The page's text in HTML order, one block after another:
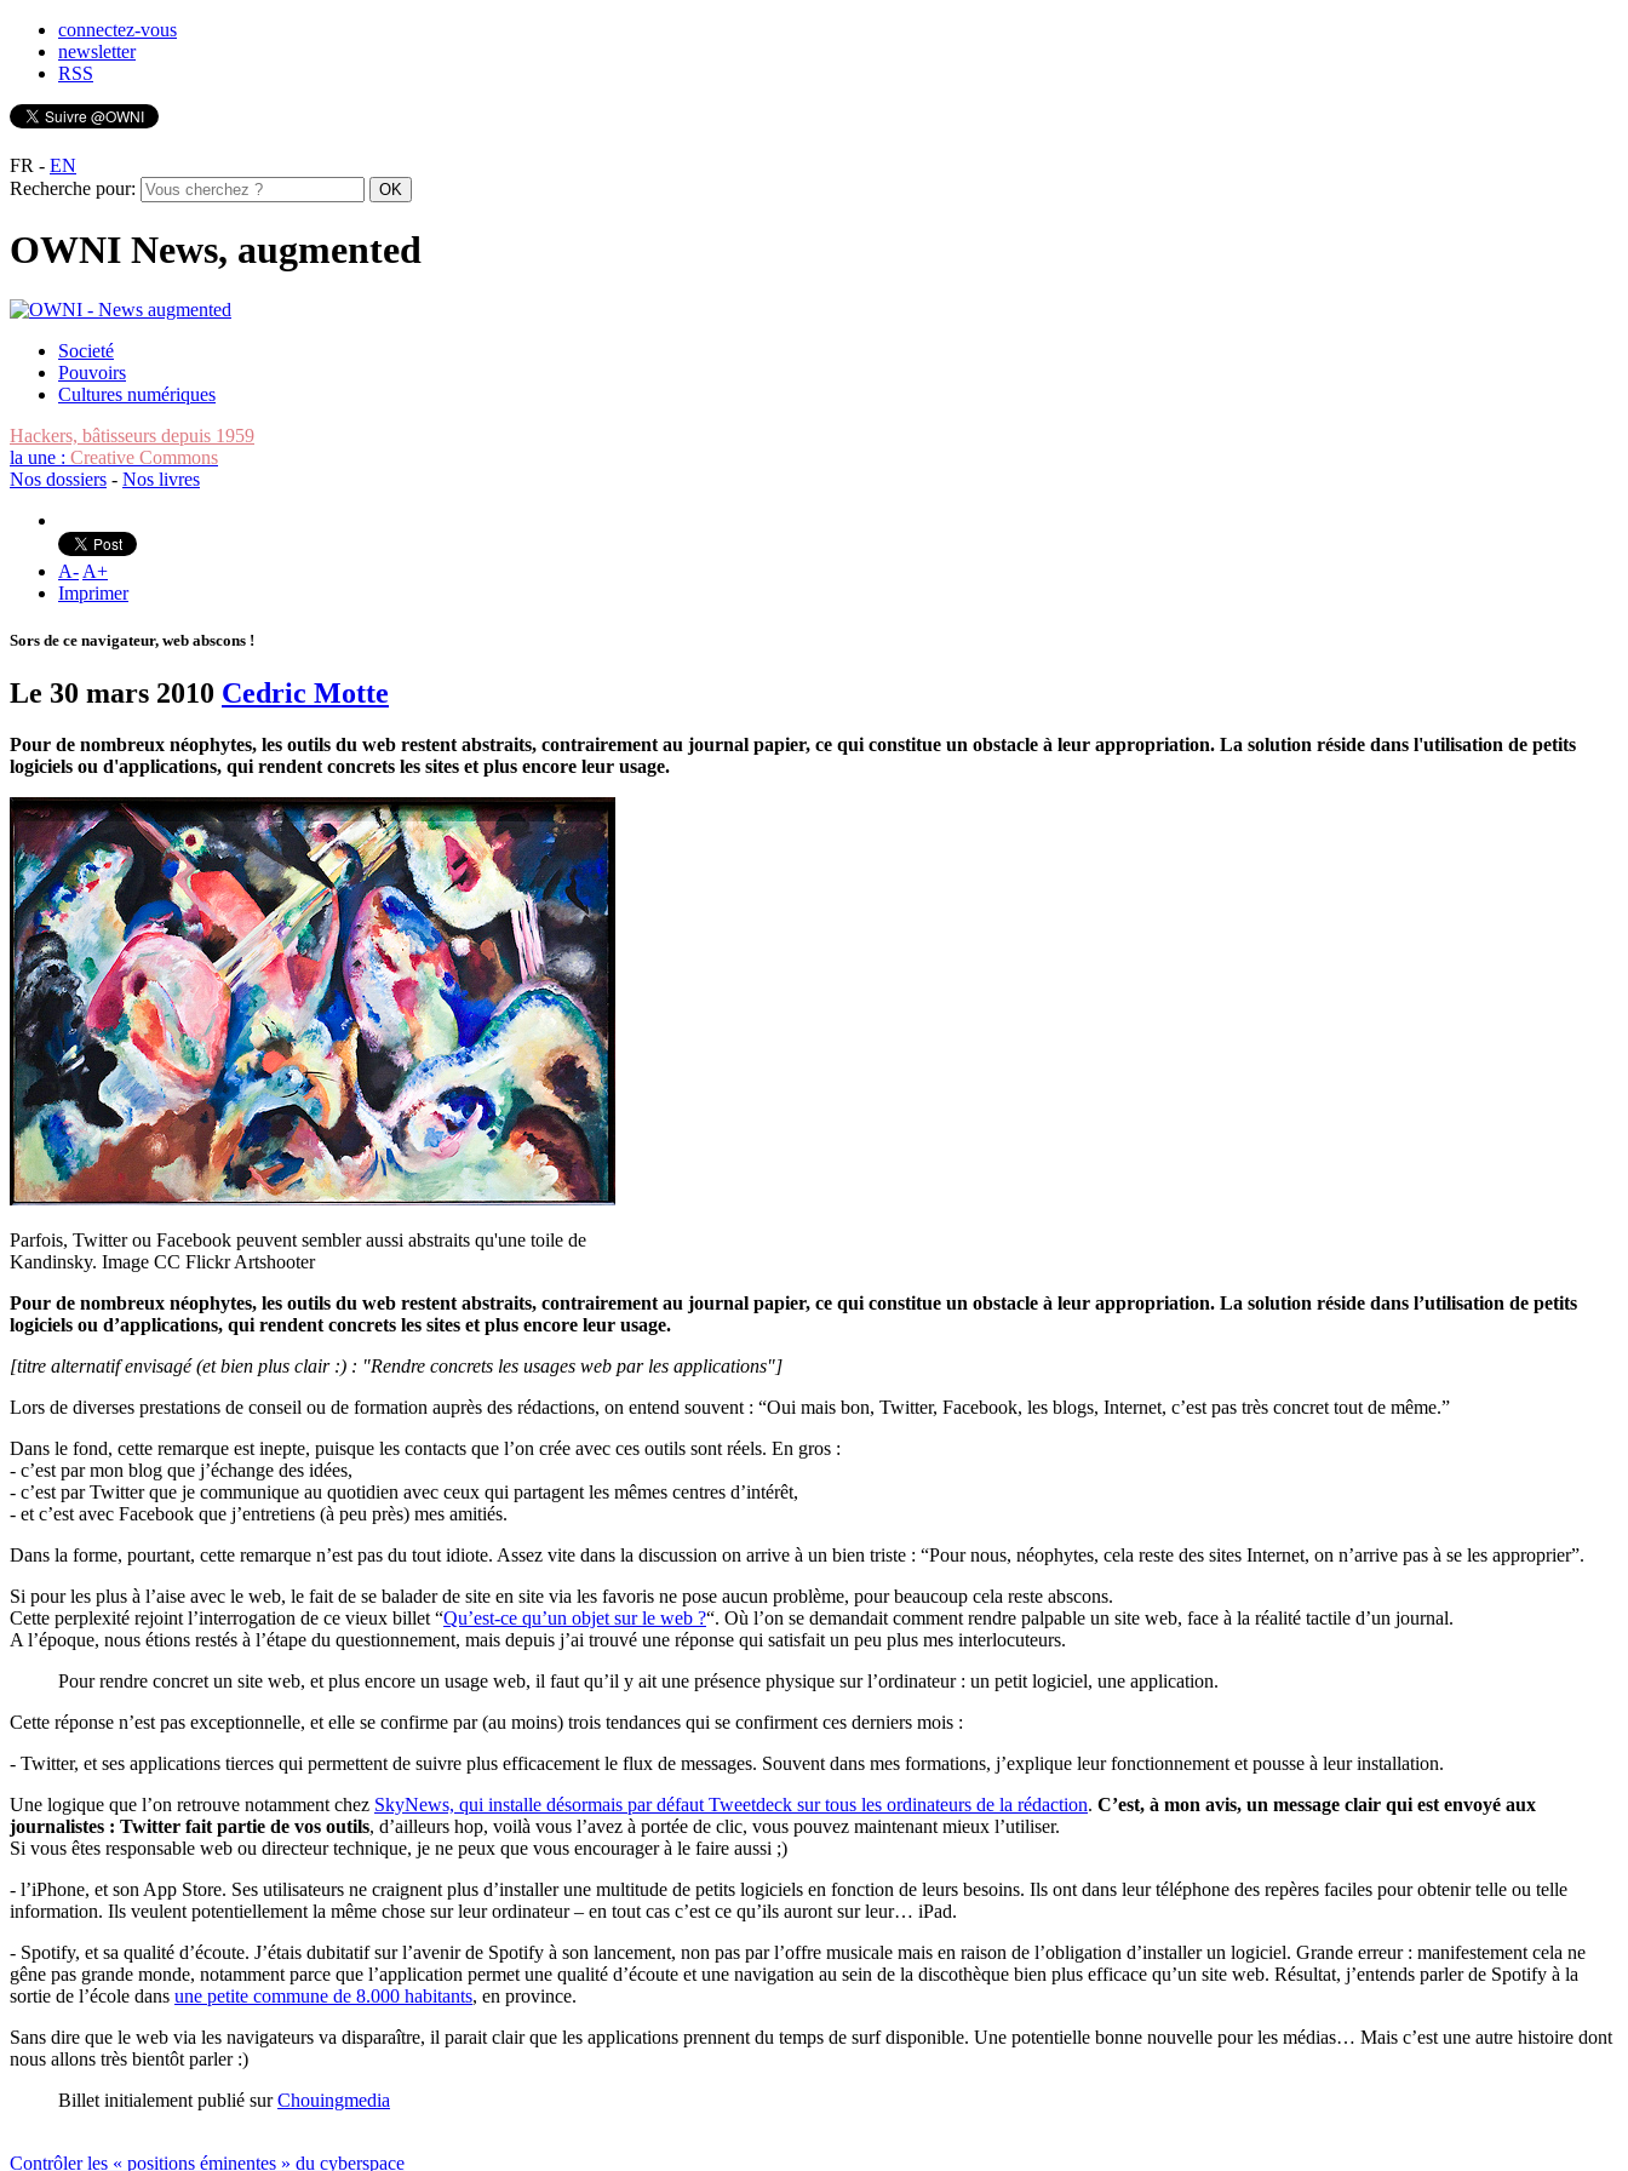
connectez-vous
newsletter
RSS
FR - EN
Recherche pour:
OWNI News, augmented
Societé
Pouvoirs
Cultures numériques
Hackers, bâtisseurs depuis 1959
la une : Creative Commons
Nos dossiers - Nos livres
A- A+
Imprimer
Sors de ce navigateur, web abscons !
Le 30 mars 2010 Cedric Motte
Pour de nombreux néophytes, les outils du web restent abstraits, contrairement au journal papier, ce qui constitue un obstacle à leur appropriation. La solution réside dans l'utilisation de petits
logiciels ou d'applications, qui rendent concrets les sites et plus encore leur usage.
Parfois, Twitter ou Facebook peuvent sembler aussi abstraits qu'une toile de
Kandinsky. Image CC Flickr Artshooter
Pour de nombreux néophytes, les outils du web restent abstraits, contrairement au journal papier, ce qui constitue un obstacle à leur appropriation. La solution réside dans l’utilisation de petits
logiciels ou d’applications, qui rendent concrets les sites et plus encore leur usage.
[titre alternatif envisagé (et bien plus clair :) : "Rendre concrets les usages web par les applications"]
Lors de diverses prestations de conseil ou de formation auprès des rédactions, on entend souvent : “Oui mais bon, Twitter, Facebook, les blogs, Internet, c’est pas très concret tout de même.”
Dans le fond, cette remarque est inepte, puisque les contacts que l’on crée avec ces outils sont réels. En gros :
- c’est par mon blog que j’échange des idées,
- c’est par Twitter que je communique au quotidien avec ceux qui partagent les mêmes centres d’intérêt,
- et c’est avec Facebook que j’entretiens (à peu près) mes amitiés.
Dans la forme, pourtant, cette remarque n’est pas du tout idiote. Assez vite dans la discussion on arrive à un bien triste : “Pour nous, néophytes, cela reste des sites Internet, on n’arrive pas à se les approprier”.
Si pour les plus à l’aise avec le web, le fait de se balader de site en site via les favoris ne pose aucun problème, pour beaucoup cela reste abscons.
Cette perplexité rejoint l’interrogation de ce vieux billet “Qu’est-ce qu’un objet sur le web ?“. Où l’on se demandait comment rendre palpable un site web, face à la réalité tactile d’un journal.
A l’époque, nous étions restés à l’étape du questionnement, mais depuis j’ai trouvé une réponse qui satisfait un peu plus mes interlocuteurs.
Pour rendre concret un site web, et plus encore un usage web, il faut qu’il y ait une présence physique sur l’ordinateur : un petit logiciel, une application.
Cette réponse n’est pas exceptionnelle, et elle se confirme par (au moins) trois tendances qui se confirment ces derniers mois :
- Twitter, et ses applications tierces qui permettent de suivre plus efficacement le flux de messages. Souvent dans mes formations, j’explique leur fonctionnement et pousse à leur installation.
Une logique que l’on retrouve notamment chez SkyNews, qui installe désormais par défaut Tweetdeck sur tous les ordinateurs de la rédaction. C’est, à mon avis, un message clair qui est envoyé aux
journalistes : Twitter fait partie de vos outils, d’ailleurs hop, voilà vous l’avez à portée de clic, vous pouvez maintenant mieux l’utiliser.
Si vous êtes responsable web ou directeur technique, je ne peux que vous encourager à le faire aussi ;)
- l’iPhone, et son App Store. Ses utilisateurs ne craignent plus d’installer une multitude de petits logiciels en fonction de leurs besoins. Ils ont dans leur téléphone des repères faciles pour obtenir telle ou telle
information. Ils veulent potentiellement la même chose sur leur ordinateur – en tout cas c’est ce qu’ils auront sur leur… iPad.
- Spotify, et sa qualité d’écoute. J’étais dubitatif sur l’avenir de Spotify à son lancement, non pas par l’offre musicale mais en raison de l’obligation d’installer un logiciel. Grande erreur : manifestement cela ne
gêne pas grande monde, notamment parce que l’application permet une qualité d’écoute et une navigation au sein de la discothèque bien plus efficace qu’un site web. Résultat, j’entends parler de Spotify à la
sortie de l’école dans une petite commune de 8.000 habitants, en province.
Sans dire que le web via les navigateurs va disparaître, il parait clair que les applications prennent du temps de surf disponible. Une potentielle bonne nouvelle pour les médias… Mais c’est une autre histoire dont
nous allons très bientôt parler :)
Billet initialement publié surChouingmedia
Contrôler les « positions éminentes » du cyberspace